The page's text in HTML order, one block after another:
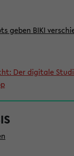
geben BIKI
Der digitale